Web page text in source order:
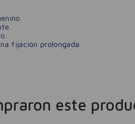
fijación prolongada.
este